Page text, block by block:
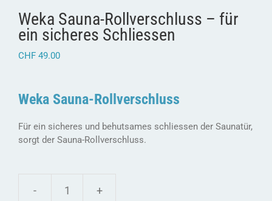
Weka Sauna-Rollverschluss – für
ein sicheres Schliessen
CHF 49.00
Weka Sauna-Rollverschluss
Für ein sicheres und behutsames schliessen der Saunatür,
sorgt der Sauna-Rollverschluss.
Weka